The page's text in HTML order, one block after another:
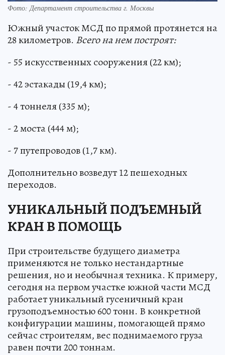
Фото: Департамент строительства г. Москвы
Южный участок МСД по прямой протянется на
28 километров. Всего на нем построят:
- 55 искусственных сооружения (22 км);
- 42 эстакады (19,4 км);
- 4 тоннеля (335 м);
- 2 моста (444 м);
- 7 путепроводов (1,7 км).
Дополнительно возведут 12 пешеходных
переходов.
УНИКАЛЬНЫЙ ПОДЪЕМНЫЙ
КРАН В ПОМОЩЬ
При строительстве будущего диаметра
применяются не только нестандартные
решения, но и необычная техника. К примеру,
сегодня на первом участке южной части МСД
работает уникальный гусеничный кран
грузоподъемностью 600 тонн. В конкретной
конфигурации машины, помогающей прямо
сейчас строителям, вес поднимаемого груза
равен почти 200 тоннам.